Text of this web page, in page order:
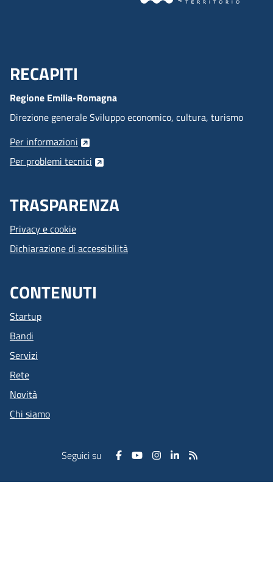
Menu Footer
RECAPITI
Regione Emilia-Romagna
Direzione generale Sviluppo economico, cultura, turismo
Per informazioni
Per problemi tecnici
TRASPARENZA
Privacy e cookie
Dichiarazione di accessibilità
CONTENUTI
Startup
Bandi
Servizi
Rete
Novità
Chi siamo
Seguici su